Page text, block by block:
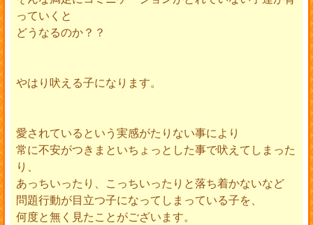
っていくと
どうなるのか？？
やはり吠える子になります。
愛されているという実感がたりない事により
常に不安がつきまといちょっとした事で吠えてしまった
り、
あっちいったり、こっちいったりと落ち着かないなど
問題行動が目立つ子になってしまっている子を、
何度と無く見たことがございます。